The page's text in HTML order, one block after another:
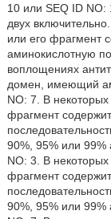
10 или SEQ ID
двух
или его фрагмент
аминокислотную
воплощениях
домен, имеющий
NO: 7. В
фрагмент
90%, 95% или 99%
NO: 3. В
фрагмент
90%, 95% или 99%